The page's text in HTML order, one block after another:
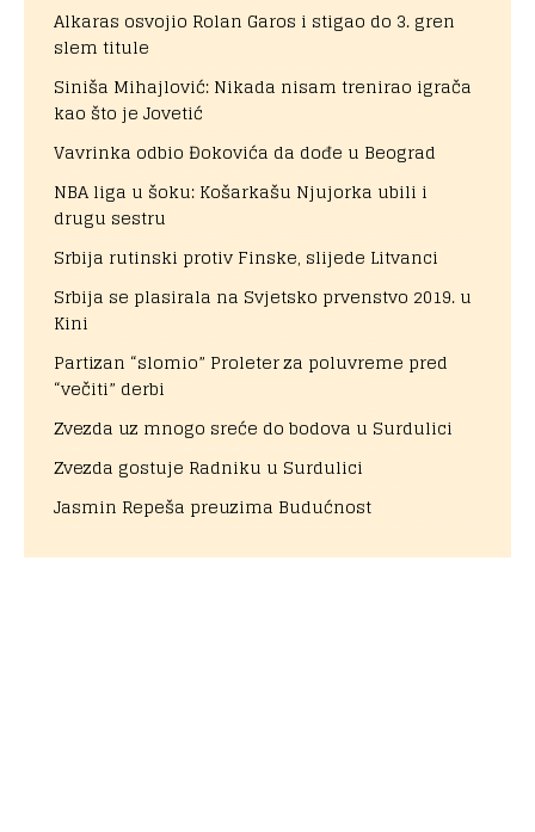
Alkaras osvojio Rolan Garos i stigao do 3. gren
slem titule
Siniša Mihajlović: Nikada nisam trenirao igrača
kao što je Jovetić
Vavrinka odbio Đokovića da dođe u Beograd
NBA liga u šoku: Košarkašu Njujorka ubili i
drugu sestru
Srbija rutinski protiv Finske, slijede Litvanci
Srbija se plasirala na Svjetsko prvenstvo 2019. u
Kini
Partizan “slomio” Proleter za poluvreme pred
“večiti” derbi
Zvezda uz mnogo sreće do bodova u Surdulici
Zvezda gostuje Radniku u Surdulici
Jasmin Repeša preuzima Budućnost